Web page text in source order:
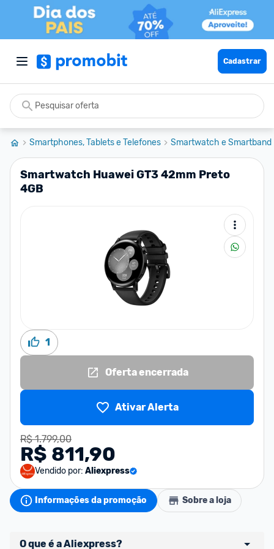
Cadastrar
Smartphones, Tablets e Telefones Smartwatch e Smartband
Smartwatch Huawei GT3 42mm Preto
4GB
1
Oferta encerrada
Ativar Alerta
R$ 1.799,00
R$ 811,90
Vendido por: Aliexpress
Informações da promoção Sobre a loja
O que é a Aliexpress?